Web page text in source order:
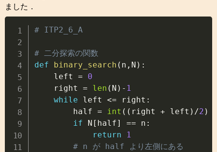
ました．
# ITP2_6_A
# 二分探索の関数
def
binary_search ( n , N ) :
    left
=
0
    right
= len ( N ) - 1
while left <= right :
        half
= int ( ( right + left ) /2 )
if N [ half] == n :
return
1
# n が half より左側にある